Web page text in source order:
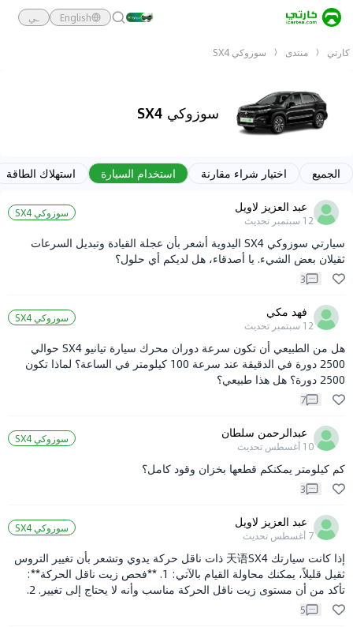
English ـي
كارتي منتدى سوزوكي SX4
سوزوكي SX4
الجميع اختيار شراء مقارنة استخدام السيارة
استهلاك الطاقة
عبد العزيز لاويل
12 سبتمبر تحديث
سوزوكي SX4
سيارتي سوزوكي SX4 اليدوية أشعر بأن عجلة القيادة وتبديل السرعات
ثقيلان بعض الشيء. يا أصدقاء، هل لديكم أي حلول؟
3
فهد مكي
12 سبتمبر تحديث
سوزوكي SX4
هل من الطبيعي أن تكون سرعة دوران محرك سيارة تيانيو SX4 حوالي
2500 دورة في الدقيقة عند سرعة 100 كيلومتر في الساعة؟ لماذا تكون
2500 دورة؟ هل هذا طبيعي؟
7
عبدالرحمن سلطان
10 أغسطس تحديث
سوزوكي SX4
كم كيلومتر يمكنكم قطعها بخزان وقود كامل؟
3
عبد العزيز لاويل
7 أغسطس تحديث
سوزوكي SX4
إذا كانت سيارتك 天语SX4 ذات ناقل حركة يدوي وتشعر بأن تغيير التروس
ثقيل قليلاً، يمكنك محاولة القيام بالآتي: 1. **فحص زيت ناقل الحركة**:
تأكد من أن مستوى زيت ناقل الحركة مناسب وأنه لا يحتاج إلى تغيير. 2.
**الكابل والتوصيلات**: تحقق من الكابلات والتوصيلات الخاصة بناقل
5